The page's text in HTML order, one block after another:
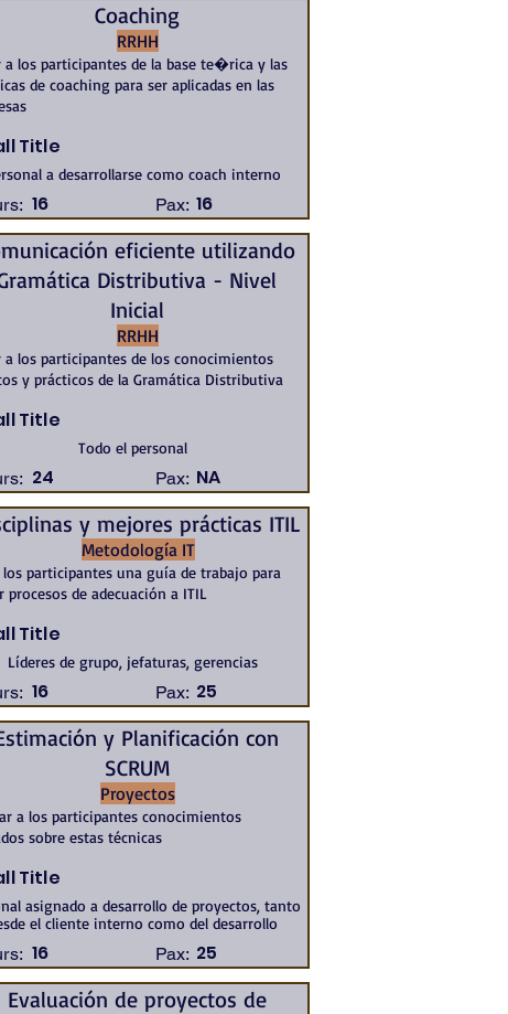
Coaching
RRHH
a los participantes de la base te�rica y las
de coaching para ser aplicadas en las
Title
a desarrollarse como coach interno
16 Pax: 16
eficiente utilizando
Distributiva - Nivel
Inicial
RRHH
a los participantes de los conocimientos
y prácticos de la Gramática Distributiva
Title
Todo el personal
24 Pax: NA
y mejores prácticas ITIL
Metodología IT
los participantes una guía de trabajo para
procesos de adecuación a ITIL
Title
Líderes de grupo, jefaturas, gerencias
16 Pax: 25
y Planificación con
SCRUM
Proyectos
a los participantes conocimientos
sobre estas técnicas
Title
asignado a desarrollo de proyectos, tanto
el cliente interno como del desarrollo
16 Pax: 25
Evaluación de proyectos de